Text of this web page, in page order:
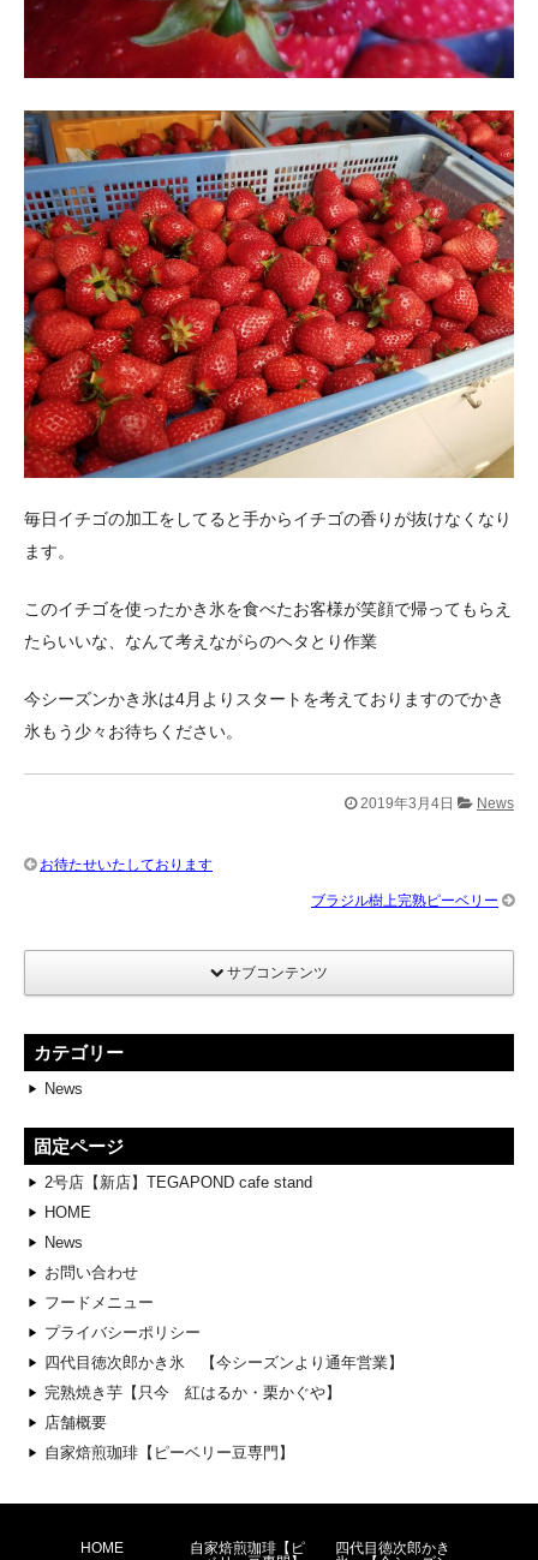
毎日イチゴの加工をしてると手からイチゴの香りが抜けなくなり
ます。
このイチゴを使ったかき氷を食べたお客様が笑顔で帰ってもらえ
たらいいな、なんて考えながらのヘタとり作業
今シーズンかき氷は4月よりスタートを考えておりますのでかき
氷もう少々お待ちください。
2019年3月4日 News
お待たせいたしております
ブラジル樹上完熟ピーベリー
サブコンテンツ
カテゴリー
News
固定ページ
2号店【新店】TEGAPOND cafe stand
HOME
News
お問い合わせ
フードメニュー
プライバシーポリシー
四代目徳次郎かき氷 【今シーズンより通年営業】
完熟焼き芋【只今 紅はるか・栗かぐや】
店舗概要
自家焙煎珈琲【ピーベリー豆専門】
HOME
自家焙煎珈琲【ピ
四代目徳次郎かき